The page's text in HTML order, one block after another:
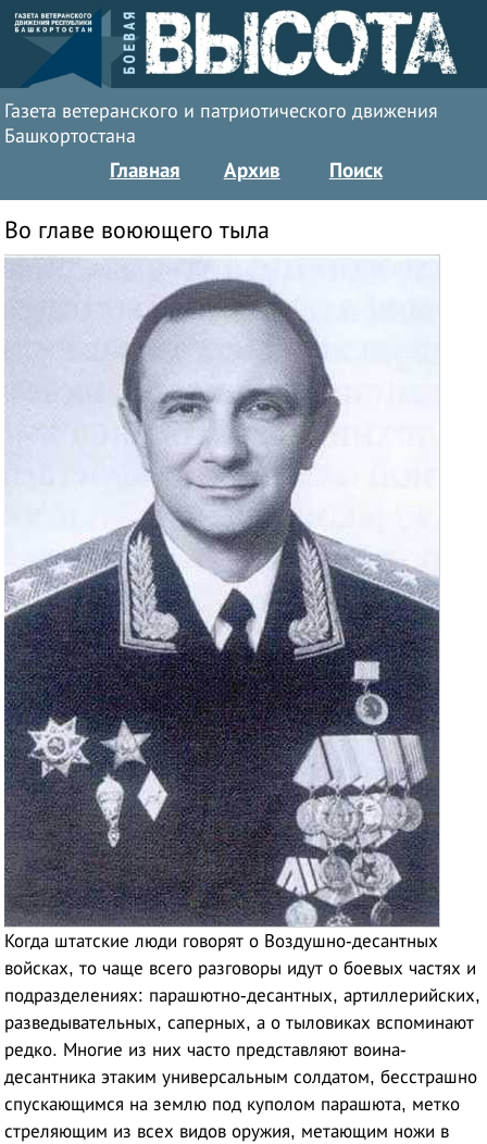
Газета ветеранского и патриотического движения
Башкортостана
Главная Архив Поиск
Во главе воюющего тыла
Когда штатские люди говорят о Воздушно-десантных
войсках, то чаще всего разговоры идут о боевых частях и
подразделениях: парашютно-десантных, артиллерийских,
разведывательных, саперных, а о тыловиках вспоминают
редко. Многие из них часто представляют воина-
десантника этаким универсальным солдатом, бесстрашно
спускающимся на землю под куполом парашюта, метко
стреляющим из всех видов оружия, метающим ножи в